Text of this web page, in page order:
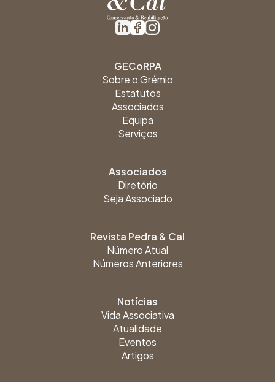
GECoRPA
Sobre o Grémio
Estatutos
Associados
Equipa
Serviços
Associados
Diretório
Seja Associado
Revista Pedra & Cal
Número Atual
Números Anteriores
Notícias
Vida Associativa
Atualidade
Eventos
Artigos